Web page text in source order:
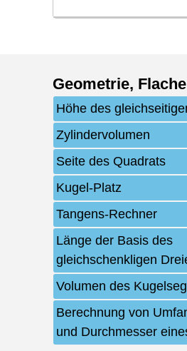
Geometrie,
Höhe des
Zylindervolumen
Seite des Quadrats
Kugel-Platz
Tangens-Rechner
Länge der Basis des
gleichschenkligen
Volumen des
Berechnung von
und Durchmesser